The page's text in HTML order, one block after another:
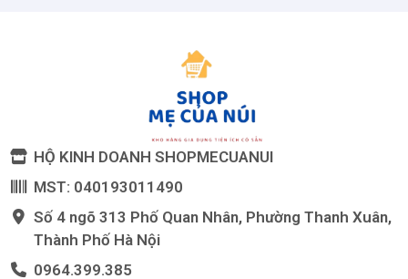
HỘ KINH DOANH SHOPMECUANUI
MST: 040193011490
Số 4 ngõ 313 Phố Quan Nhân, Phường Thanh Xuân,
Thành Phố Hà Nội
0964.399.385